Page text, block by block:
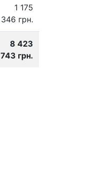
1 175
346 грн.
8 423
743 грн.